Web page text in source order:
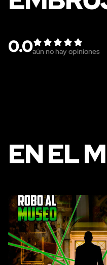
0.0aún no hay opiniones
EN EL